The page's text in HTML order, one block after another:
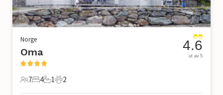
Norge
Oma
7 Gjester
7
4 Soverom
4
1 Bad
1
2 Kjæledyr
2
4.6
ut av 5